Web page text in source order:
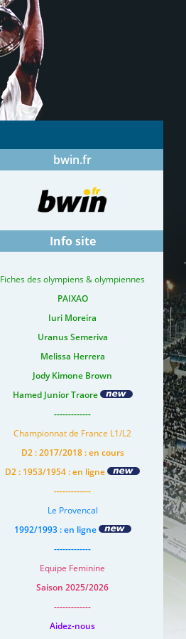
bwin.fr
Info site
Fiches des olympiens & olympiennes
PAIXAO
Iuri Moreira
Uranus Semeriva
Melissa Herrera
Jody Kimone Brown
Hamed Junior Traore
-------------
Championnat de France L1/L2
D2 : 2017/2018 : en cours
D2 : 1953/1954 : en ligne
-------------
Le Provencal
1992/1993 : en ligne
-------------
Equipe Feminine
Saison 2025/2026
-------------
Aidez-nous